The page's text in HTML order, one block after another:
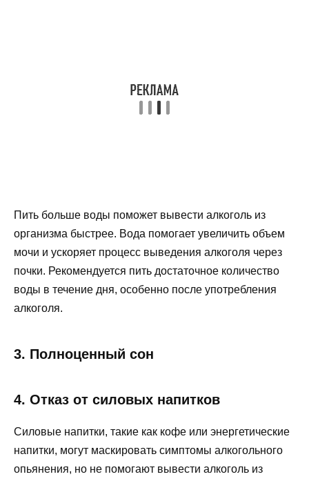
Пить больше воды поможет вывести алкоголь из
организма быстрее. Вода помогает увеличить объем
мочи и ускоряет процесс выведения алкоголя через
почки. Рекомендуется пить достаточное количество
воды в течение дня, особенно после употребления
алкоголя.
3. Полноценный сон
4. Отказ от силовых напитков
Силовые напитки, такие как кофе или энергетические
напитки, могут маскировать симптомы алкогольного
опьянения, но не помогают вывести алкоголь из